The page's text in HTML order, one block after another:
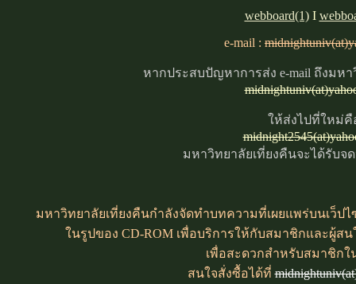
webboard(1) I
e-mail :
หากประสบปัญหาการส่ง e-mail ถึงมห
ให้ส่งไปที่ใหม่คื
มหาวิทยาลัยเที่ยงคืนจะได้รับจ
มหาวิทยาลัยเที่ยงคืนกำลังจัดทำบทความที่เผยแพร่บนเว็ปไ
ในรูปของ CD-ROM เพื่อบริการให้กับสมาชิกและผู้ส
เพื่อสะดวกสำหรับสมาชิก
สนใจสั่งซื้อได้ที่